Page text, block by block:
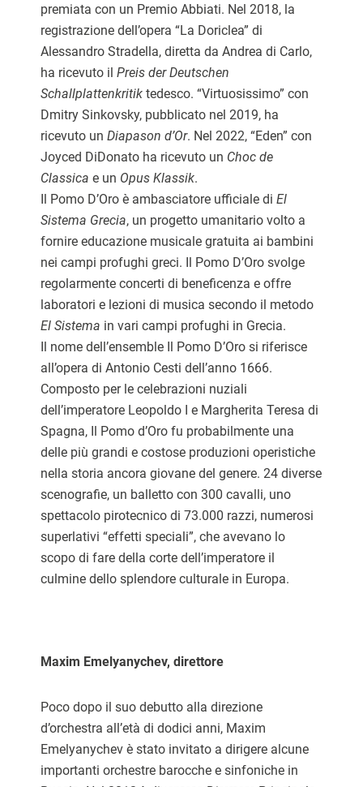
premiata con un Premio Abbiati. Nel 2018, la
registrazione dell’opera “La Doriclea” di
Alessandro Stradella, diretta da Andrea di Carlo,
ha ricevuto il Preis der Deutschen
Schallplattenkritik tedesco. “Virtuosissimo” con
Dmitry Sinkovsky, pubblicato nel 2019, ha
ricevuto un Diapason d’Or. Nel 2022, “Eden” con
Joyced DiDonato ha ricevuto un Choc de
Classica e un Opus Klassik.
Il Pomo D’Oro è ambasciatore ufficiale di El
Sistema Grecia, un progetto umanitario volto a
fornire educazione musicale gratuita ai bambini
nei campi profughi greci. Il Pomo D’Oro svolge
regolarmente concerti di beneficenza e offre
laboratori e lezioni di musica secondo il metodo
El Sistema in vari campi profughi in Grecia.
Il nome dell’ensemble Il Pomo D’Oro si riferisce
all’opera di Antonio Cesti dell’anno 1666.
Composto per le celebrazioni nuziali
dell’imperatore Leopoldo I e Margherita Teresa di
Spagna, Il Pomo d’Oro fu probabilmente una
delle più grandi e costose produzioni operistiche
nella storia ancora giovane del genere. 24 diverse
scenografie, un balletto con 300 cavalli, uno
spettacolo pirotecnico di 73.000 razzi, numerosi
superlativi “effetti speciali”, che avevano lo
scopo di fare della corte dell’imperatore il
culmine dello splendore culturale in Europa.
Maxim Emelyanychev, direttore
Poco dopo il suo debutto alla direzione
d’orchestra all’età di dodici anni, Maxim
Emelyanychev è stato invitato a dirigere alcune
importanti orchestre barocche e sinfoniche in